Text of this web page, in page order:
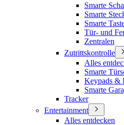
Smarte
Smarte
Smarte
Tür- und
Zentralen
Zutrittskontrolle
Alles
Smarte
Keypads &
Smarte
Tracker
Entertainment
Alles entdecken